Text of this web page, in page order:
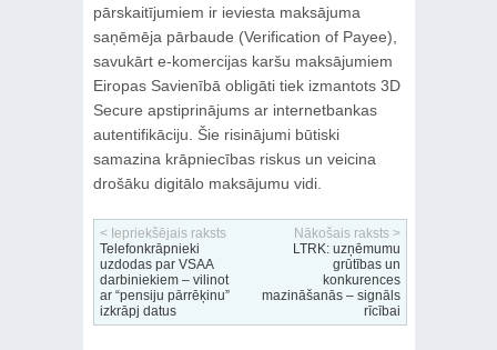
pārskaitījumiem ir ieviesta maksājuma
saņēmēja pārbaude (Verification of Payee),
savukārt e-komercijas karšu maksājumiem
Eiropas Savienībā obligāti tiek izmantots 3D
Secure apstiprinājums ar internetbankas
autentifikāciju. Šie risinājumi būtiski
samazina krāpniecības riskus un veicina
drošāku digitālo maksājumu vidi.
< Iepriekšējais raksts
Telefonkrāpnieki
uzdodas par VSAA
darbiniekiem – vilinot
ar “pensiju pārrēķinu”
izkrāpj datus
Nākošais raksts >
LTRK: uzņēmumu
grūtības un
konkurences
mazināšanās – signāls
rīcībai